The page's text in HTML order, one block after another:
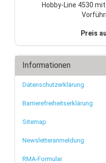
Hobby-Line 4530
Preis
Informationen
Datenschutzerklärung
Barrierefreiheitserklärung
Sitemap
Newsletteranmeldung
RMA-Formular